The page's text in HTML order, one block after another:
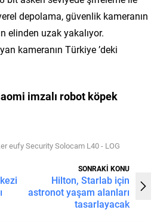
depolama, güvenlik kameranın
elinden uzak yakalıyor.
kameranın Türkiye ’deki
imzalı robot köpek
eufy Security Solocam L40 - LOG
SONRAKİ KONU
Hilton, Starlab için
astronot yaşam alanları
tasarlayacak